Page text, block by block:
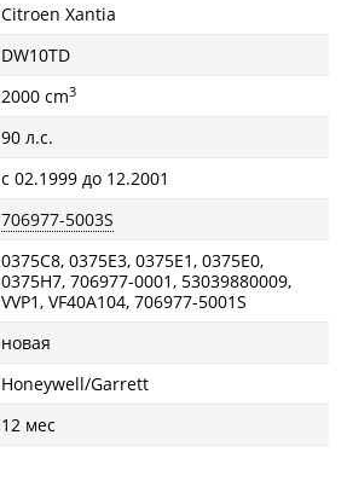
Citroen Xantia
DW10TD
2000 cm3
90 л.с.
с 02.1999 до 12.2001
706977-5003S
0375C8, 0375E3, 0375E1, 0375E0,
0375H7, 706977-0001, 53039880009,
VVP1, VF40A104, 706977-5001S
новая
Honeywell/Garrett
12 мес